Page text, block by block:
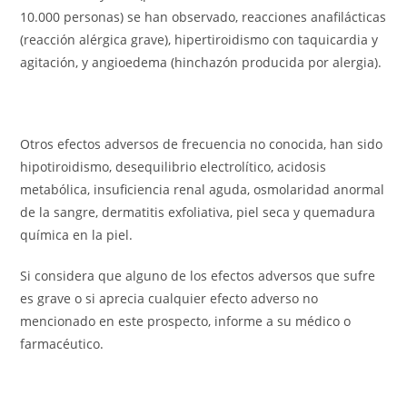
10.000 personas) se han observado, reacciones anafilácticas
(reacción alérgica grave), hipertiroidismo con taquicardia y
agitación, y angioedema (hinchazón producida por alergia).
Otros efectos adversos de frecuencia no conocida, han sido
hipotiroidismo, desequilibrio electrolítico, acidosis
metabólica, insuficiencia renal aguda, osmolaridad anormal
de la sangre, dermatitis exfoliativa, piel seca y quemadura
química en la piel.
Si considera que alguno de los efectos adversos que sufre
es grave o si aprecia cualquier efecto adverso no
mencionado en este prospecto, informe a su médico o
farmacéutico.